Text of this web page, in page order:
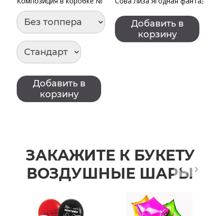
Добавить в
корзину
Добавить в
корзину
ЗАКАЖИТЕ К БУКЕТУ
ВОЗДУШНЫЕ ШАРЫ